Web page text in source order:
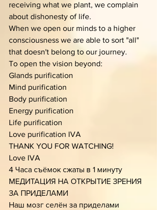
receiving what we plant, we complain
about dishonesty of life.
When we open our minds to a higher
consciousness we are able to sort "all"
that doesn't belong to our journey.
To open the vision beyond:
Glands purification
Mind purification
Body purification
Energy purification
Life purification
Love purification IVA
THАNK YOU FOR WATCHING!
Love IVA
4 Часа съёмок сжаты в 1 минуту
МЕДИТАЦИЯ НА ОТКРЫТИЕ ЗРЕНИЯ
ЗА ПРИДЕЛАМИ
Наш мозг селён за приделами